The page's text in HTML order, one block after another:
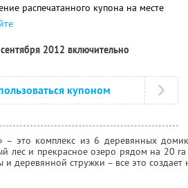
распечатанного купона на месте
2012 включительно
купоном
– это комплекс из 6 деревянных
лес и прекрасное озеро рядом на 20
и деревянной стружки – все это